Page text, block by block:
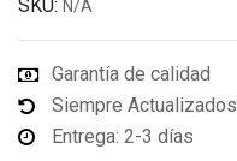
SKU: N/A
Garantía de calidad
Siempre Actualizados
Entrega: 2-3 días